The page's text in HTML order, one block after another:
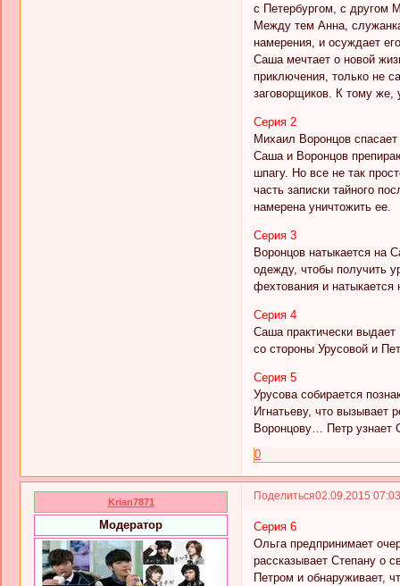
с Петербургом, с другом
Между тем Анна,
намерения, и осуждает
Саша мечтает о новой
приключения, только не
заговорщиков. К тому же,
Серия 2
Михаил Воронцов
Саша и Воронцов
шпагу. Но все не так
часть записки тайного
намерена уничтожить ее.
Серия 3
Воронцов натыкается на
одежду, чтобы получить
фехтования и
Серия 4
Саша практически
со стороны Урусовой и
Серия 5
Урусова собирается
Игнатьеву, что вызывает
Воронцову… Петр узнает
0
Поделиться02.09.2015
Krian7871
Модератор
Серия 6
Ольга предпринимает
рассказывает Степану о
Петром и обнаруживает,